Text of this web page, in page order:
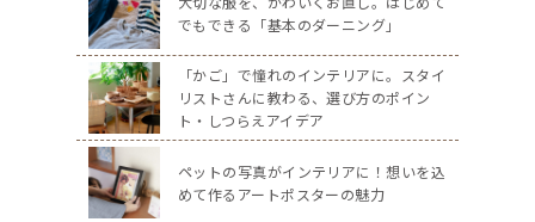
でもできる「基本のダーニング」
「かご」で憧れのインテリアに。スタイ
リストさんに教わる、選び方のポイン
ト・しつらえアイデア
ペットの写真がインテリアに！想いを込
めて作るアートポスターの魅力